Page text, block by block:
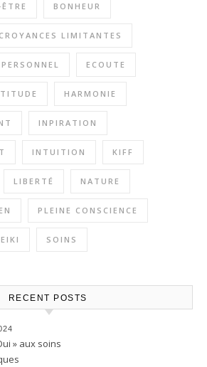
BONHEUR
CROYANCES LIMITANTES
ECOUTE
HARMONIE
INPIRATION
INTUITION KIFF
LIBERTÉ NATURE
PLEINE CONSCIENCE
SOINS
RECENT POSTS
» aux soins